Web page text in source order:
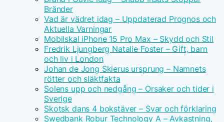
Bränder
Vad är vädret idag – Uppdaterad Prognos och
Aktuella Varningar
Mobilskal iPhone 15 Pro Max – Skydd och Stil
Fredrik Ljungberg Natalie Foster – Gift, barn
och liv i London
Johan de Jong Skierus ursprung – Namnets
rötter och släktfakta
Solens upp och nedgång – Orsaker och tider i
Sverige
Skotsk dans 4 bokstäver – Svar och förklaring
Swedbank Robur Technology A – Avkastning,